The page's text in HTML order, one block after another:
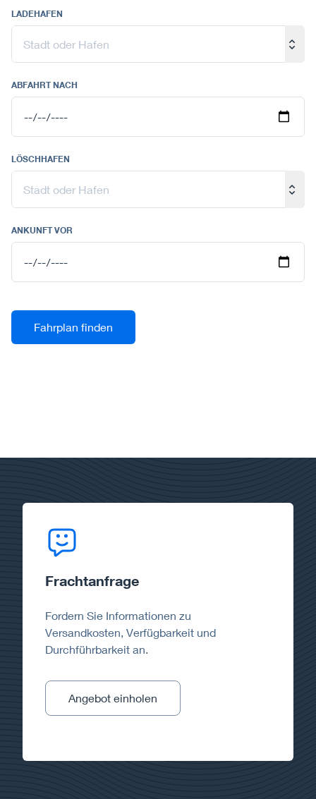
LADEHAFEN
ABFAHRT NACH
LÖSCHHAFEN
ANKUNFT VOR
Fahrplan finden
Frachtanfrage
Fordern Sie Informationen zu
Versandkosten, Verfügbarkeit und
Durchführbarkeit an.
Angebot einholen